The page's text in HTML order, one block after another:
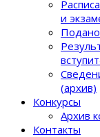
и
(архив)
Конкурсы
Архив
Контакты